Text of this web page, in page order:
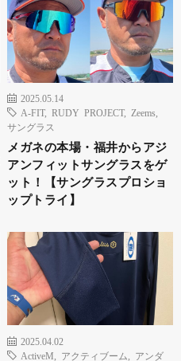
2025.05.14
A-FIT, RUDY PROJECT, Zeems
サングラス
メガネの本場・福井からアジ
アンフィットサングラスをゲ
ット！【サングラスプロショ
ップトライ】
2025.04.02
ActiveM
アクティブーム
アンダ